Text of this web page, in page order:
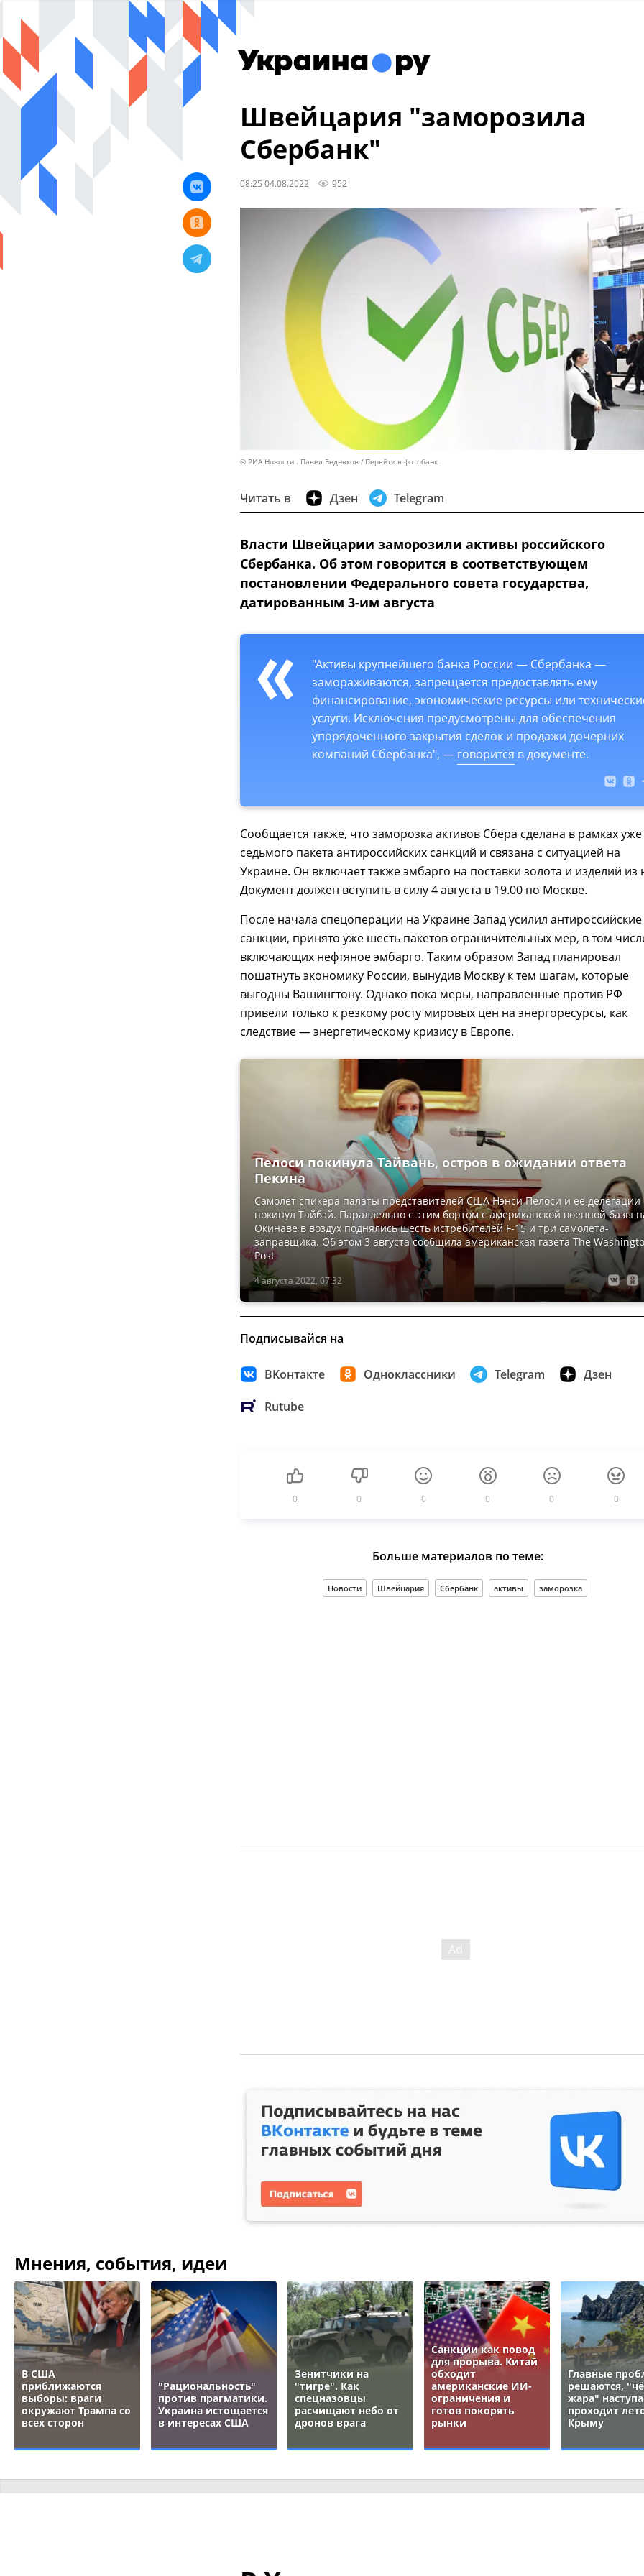
Швейцария "заморозила
Сбербанк"
08:25 04.08.2022 952
© РИА Новости . Павел Бедняков Перейти в фотобанк
Читать в Дзен Telegram
Власти Швейцарии заморозили активы российского
Сбербанка. Об этом говорится в соответствующем
постановлении Федерального совета государства,
датированным 3-им августа
"Активы крупнейшего банка России — Сбербанка —
замораживаются, запрещается предоставлять ему
финансирование, экономические ресурсы или
услуги. Исключения предусмотрены для обеспечения
упорядоченного закрытия сделок и продажи дочерних
компаний Сбербанка", — говорится в документе.
Сообщается также, что заморозка активов Сбера сделана в рамках уже
седьмого пакета антироссийских санкций и связана с ситуацией на
Украине. Он включает также эмбарго на поставки золота и изделий из
Документ должен вступить в силу 4 августа в 19.00 по Москве.
После начала спецоперации на Украине Запад усилил антироссийские
санкции, принято уже шесть пакетов ограничительных мер, в том
включающих нефтяное эмбарго. Таким образом Запад планировал
пошатнуть экономику России, вынудив Москву к тем шагам, которые
выгодны Вашингтону. Однако пока меры, направленные против РФ
привели только к резкому росту мировых цен на энергоресурсы, как
следствие — энергетическому кризису в Европе.
4 августа 2022, 07:32
Пелоси покинула Тайвань, остров в ожидании ответа
Пекина
Самолет спикера палаты представителей США Нэнси Пелоси и ее делегации
покинул Тайбэй. Параллельно с этим бортом с американской военной базы
Окинаве в воздух поднялись шесть истребителей F-15 и три самолета-
заправщика. Об этом 3 августа сообщила американская газета The
Post
Подписывайся на
ВКонтакте Одноклассники Telegram Дзен
Rutube
0 0 0 0 0 0
Больше материалов по теме:
Новости Швейцария Сбербанк активы заморозка
Мнения, события, идеи
В США
приближаются
выборы: враги
окружают Трампа со
всех сторон
"Рациональность"
против прагматики.
Украина истощается
в интересах США
Зенитчики на
"тигре". Как
спецназовцы
расчищают небо от
дронов врага
Санкции как повод
для прорыва. Китай
обходит
американские ИИ-
ограничения и
готов покорять
рынки
Главные
решаются,
жара"
проходит
Крыму